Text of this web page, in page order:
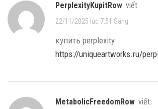
PerplexityKupitRow viết:
22/11/2025 lúc 7:51 Sáng
купить perplexity
https://uniqueartworks.ru/
MetabolicFreedomRow viết: